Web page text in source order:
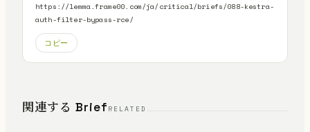
https://lemma.frame00.com/ja/critical/briefs/088-kestra-
auth-filter-bypass-rce/
コピー
関連する Brief RELATED